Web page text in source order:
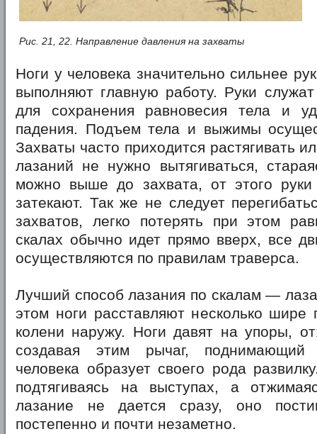
Рис. 21, 22. Направление давления на захваты
Ноги у человека значительно сильнее
выполняют главную работу. Руки
для сохранения равновесия тела и
падения. Подъем тела и выжимы
Захваты часто приходится растягивать
лазаний не нужно вытягиваться,
можно выше до захвата, от этого
затекают. Так же не следует
захватов, легко потерять при этом
скалах обычно идет прямо вверх, все
осуществляются по правилам траверса.
Лучший способ лазания по скалам —
этом ноги расставляют несколько шире
колени наружу. Ноги давят на упоры,
создавая этим рычаг, поднимающий
человека образует своего рода
подтягиваясь на выступах, а
лазание не дается сразу, оно
постепенно и почти незаметно.